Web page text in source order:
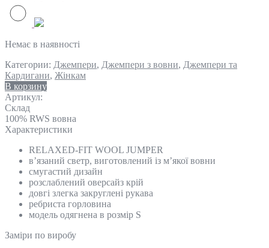
Немає в наявності
Категории: Джемпери, Джемпери з вовни, Джемпери та
Кардигани, Жінкам
В корзину
Артикул:
Склад
100% RWS вовна
Характеристики
RELAXED-FIT WOOL JUMPER
в’язаний светр, виготовлений із м’якої вовни
смугастий дизайн
розслаблений оверсайз крій
довгі злегка закруглені рукава
ребриста горловина
модель одягнена в розмір S
Замiри по виробу